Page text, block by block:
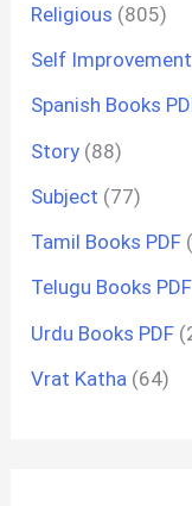
Religious (805)
Self Improvement
Spanish Books
Story (88)
Subject (77)
Tamil Books PDF
Telugu Books PDF
Urdu Books PDF
Vrat Katha (64)